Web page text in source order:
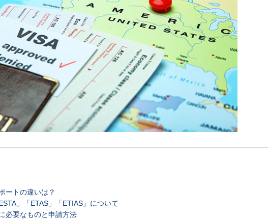
ートの違いは？
」「ETAS」「ETIAS」について
必要なものと申請方法